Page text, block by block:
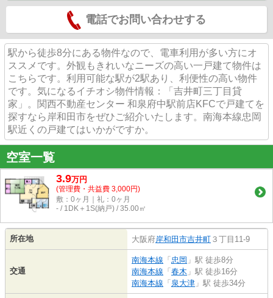
電話でお問い合わせする
駅から徒歩8分にある物件なので、電車利用が多い方にオ
ススメです。外観もきれいなニーズの高い一戸建て物件は
こちらです。利用可能な駅が2駅あり、利便性の高い物件
です。気になるイチオシ物件情報：「吉井町三丁目貸
家」。関西不動産センター 和泉府中駅前店KFCで戸建てを
探すなら岸和田市をぜひご紹介いたします。南海本線忠岡
駅近くの戸建てはいかがですか。
空室一覧
3.9万円
(管理費・共益費 3,000円)
敷：0ヶ月｜礼：0ヶ月
- / 1DK＋1S(納戸) / 35.00㎡
所在地 大阪府岸和田市吉井町 ３丁目11-9
交通
南海本線 「 忠岡 」駅 徒歩8分
南海本線 「 春木 」駅 徒歩16分
南海本線 「 泉大津 」駅 徒歩34分